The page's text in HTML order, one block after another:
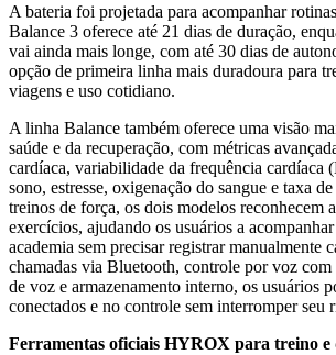
A bateria foi projetada para acompanhar
Balance 3 oferece até 21 dias de duração,
vai ainda mais longe, com até 30 dias de
opção de primeira linha mais duradoura para
viagens e uso cotidiano.
A linha Balance também oferece uma visão
saúde e da recuperação, com métricas
cardíaca, variabilidade da frequência cardíaca
sono, estresse, oxigenação do sangue e taxa
treinos de força, os dois modelos reconhecem
exercícios, ajudando os usuários a
academia sem precisar registrar manualmente
chamadas via Bluetooth, controle por voz
de voz e armazenamento interno, os usuários
conectados e no controle sem interromper seu
Ferramentas oficiais HYROX para treino e